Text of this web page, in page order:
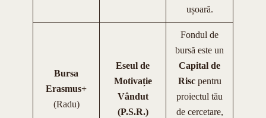
ușoară.
Bursa
Erasmus+
(Radu)
Eseul de
Motivație
Vândut
(P.S.R.)
Fondul de
bursă este un
Capital de
Riscpentru
proiectul tău
de cercetare,